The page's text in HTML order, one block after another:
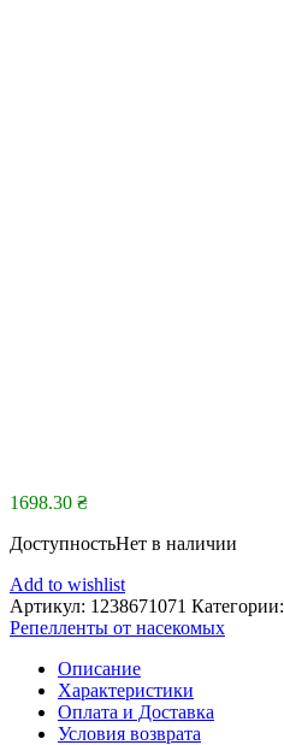
1698.30 ₴
ДоступностьНет в наличии
Add to wishlist
Артикул: 1238671071 Категории:
Репелленты от насекомых
Описание
Характеристики
Оплата и Доставка
Условия возврата